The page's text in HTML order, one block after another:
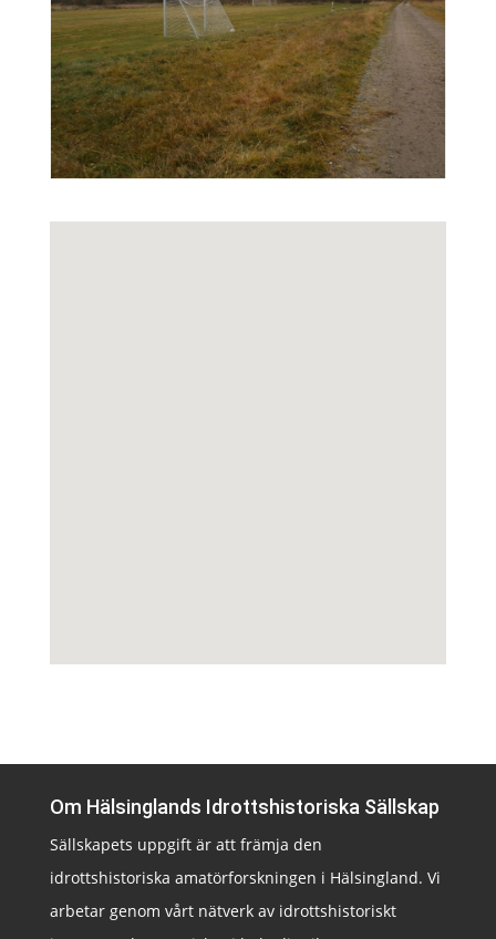
Om Hälsinglands Idrottshistoriska Sällskap
Sällskapets uppgift är att främja den
idrottshistoriska amatörforskningen i Hälsingland. Vi
arbetar genom vårt nätverk av idrottshistoriskt